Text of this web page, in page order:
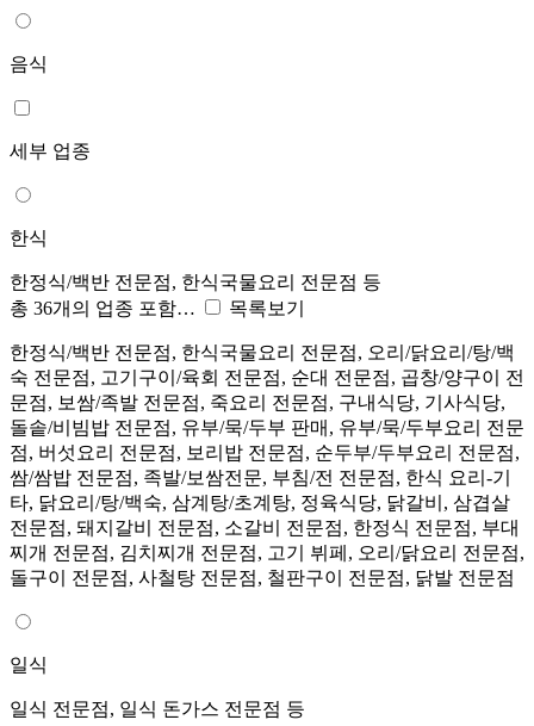
음식
세부 업종
한식
한정식/백반 전문점, 한식국물요리 전문점 등
총 36개의 업종 포함…
목록보기
한정식/백반 전문점, 한식국물요리 전문점, 오리/닭요리/탕/백
숙 전문점, 고기구이/육회 전문점, 순대 전문점, 곱창/양구이 전
문점, 보쌈/족발 전문점, 죽요리 전문점, 구내식당, 기사식당,
돌솥/비빔밥 전문점, 유부/묵/두부 판매, 유부/묵/두부요리 전문
점, 버섯요리 전문점, 보리밥 전문점, 순두부/두부요리 전문점,
쌈/쌈밥 전문점, 족발/보쌈전문, 부침/전 전문점, 한식 요리-기
타, 닭요리/탕/백숙, 삼계탕/초계탕, 정육식당, 닭갈비, 삼겹살
전문점, 돼지갈비 전문점, 소갈비 전문점, 한정식 전문점, 부대
찌개 전문점, 김치찌개 전문점, 고기 뷔페, 오리/닭요리 전문점,
돌구이 전문점, 사철탕 전문점, 철판구이 전문점, 닭발 전문점
일식
일식 전문점, 일식 돈가스 전문점 등